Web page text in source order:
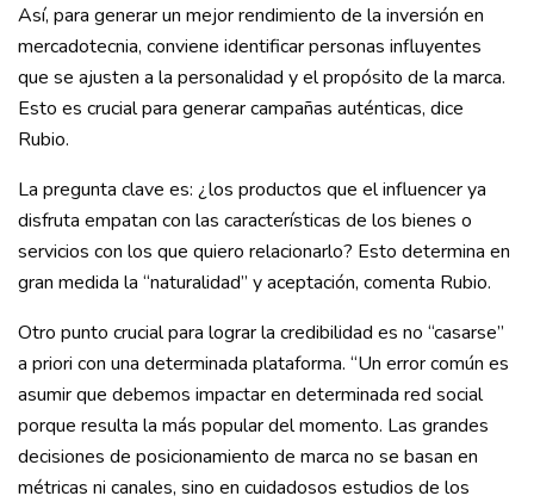
Así, para generar un mejor rendimiento de la inversión en
mercadotecnia, conviene identificar personas influyentes
que se ajusten a la personalidad y el propósito de la marca.
Esto es crucial para generar campañas auténticas, dice
Rubio.
La pregunta clave es: ¿los productos que el influencer ya
disfruta empatan con las características de los bienes o
servicios con los que quiero relacionarlo? Esto determina en
gran medida la “naturalidad” y aceptación, comenta Rubio.
Otro punto crucial para lograr la credibilidad es no “casarse”
a priori con una determinada plataforma. “Un error común es
asumir que debemos impactar en determinada red social
porque resulta la más popular del momento. Las grandes
decisiones de posicionamiento de marca no se basan en
métricas ni canales, sino en cuidadosos estudios de los